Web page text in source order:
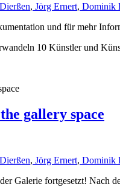
, Jörg Ernert, Dominik
und für mehr
10 Künstler und
gallery space
, Jörg Ernert, Dominik
Galerie fortgesetzt! Nach